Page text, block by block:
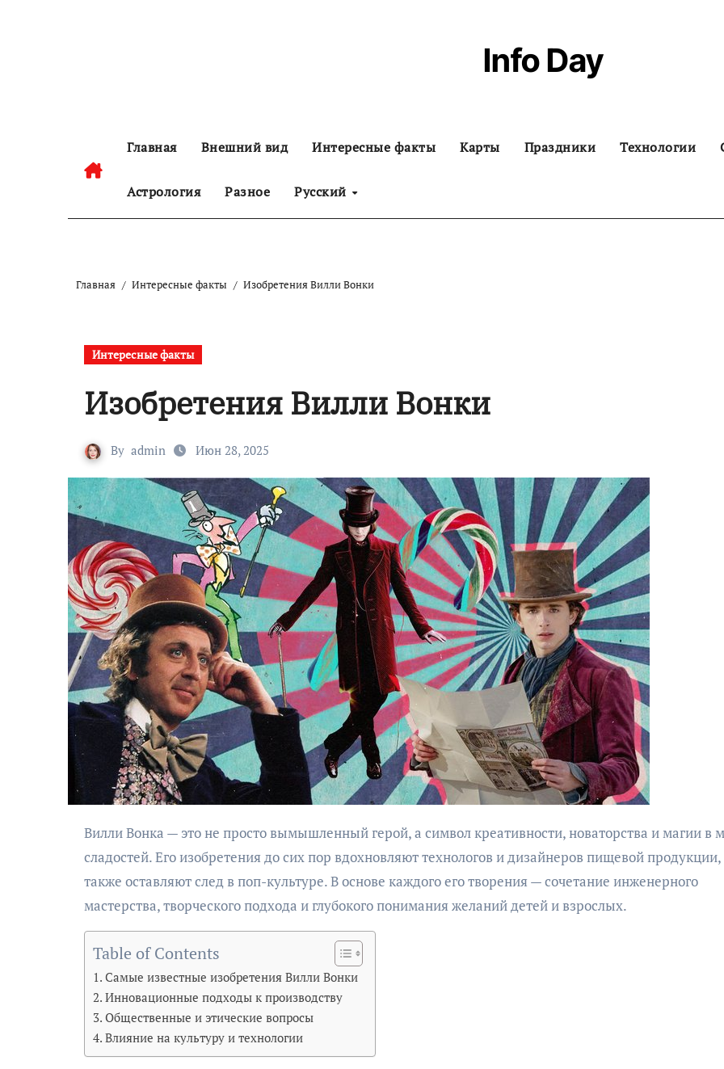
Info Day
Главная Внешний вид Интересные факты Карты Праздники Технологии
Астрология Разное Русский
Главная Интересные факты Изобретения Вилли Вонки
Интересные факты
Изобретения Вилли Вонки
By admin Июн 28, 2025
Вилли Вонка — это не просто вымышленный герой, а символ креативности, новаторства и магии в мире
сладостей. Его изобретения до сих пор вдохновляют технологов и дизайнеров пищевой продукции,
также оставляют след в поп-культуре. В основе каждого его творения — сочетание инженерного
мастерства, творческого подхода и глубокого понимания желаний детей и взрослых.
Table of Contents
Самые известные изобретения Вилли Вонки
Инновационные подходы к производству
Общественные и этические вопросы
Влияние на культуру и технологии